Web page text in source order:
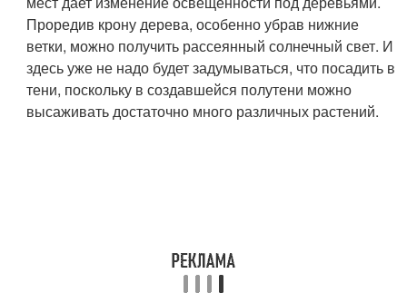
Проредив крону дерева, особенно убрав нижние
ветки, можно получить рассеянный солнечный свет. И
здесь уже не надо будет задумываться, что посадить в
тени, поскольку в создавшейся полутени можно
высаживать достаточно много различных растений.